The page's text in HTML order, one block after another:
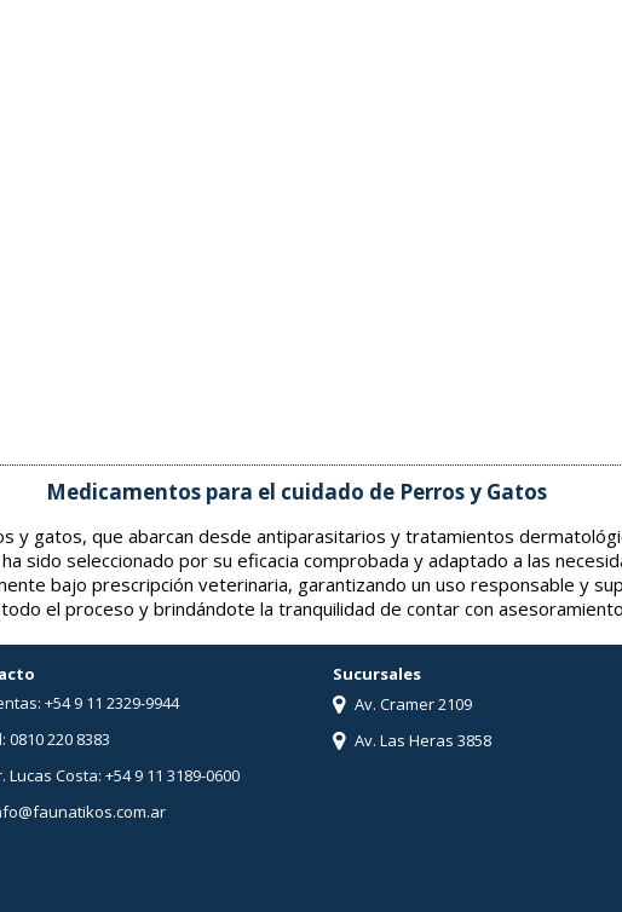
Medicamentos para el cuidado de Perros y Gatos
y gatos, que abarcan desde antiparasitarios y tratamientos
sido seleccionado por su eficacia comprobada y adaptado a las
bajo prescripción veterinaria, garantizando un uso responsable y
el proceso y brindándote la tranquilidad de contar con
+54 9 11 2329-9944
0810 220 8383
Lucas Costa: +54 9 11 3189-0600
Sucursales
Av. Cramer 2109
Av. Las Heras 3858